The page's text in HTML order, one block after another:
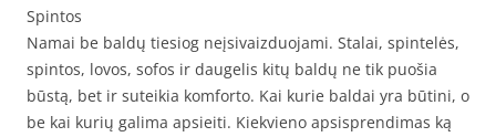
Spintos
Namai be baldų tiesiog neįsivaizduojami. Stalai, spintelės,
spintos, lovos, sofos ir daugelis kitų baldų ne tik puošia
būstą, bet ir suteikia komforto. Kai kurie baldai yra būtini, o
be kai kurių galima apsieiti. Kiekvieno apsisprendimas ką